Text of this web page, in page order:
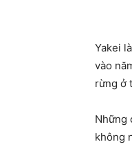
Yakei
vào
rừng ở
Những
không